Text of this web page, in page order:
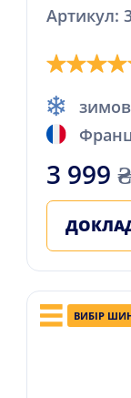
Артикул:
3 999 ₴
ВИБІР